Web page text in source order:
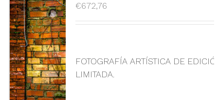
€672,76
FOTOGRAFÍA ARTÍSTICA DE
LIMITADA.